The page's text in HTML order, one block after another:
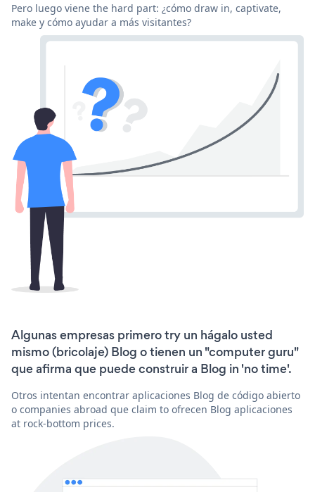
Pero luego viene the hard part: ¿cómo draw in, captivate,
make y cómo ayudar a más visitantes?
Algunas empresas primero try un hágalo usted
mismo (bricolaje) Blog o tienen un "computer guru"
que afirma que puede construir a Blog in 'no time'.
Otros intentan encontrar aplicaciones Blog de código abierto
o companies abroad que claim to ofrecen Blog aplicaciones
at rock-bottom prices.